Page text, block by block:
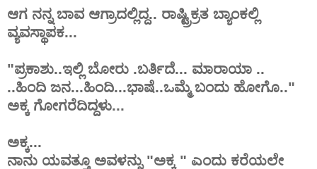
ಆಗ ನನ್ನ ಬಾವ ಆಗ್ರಾದಲ್ಲಿದ್ದ.. ರಾಷ್ಟ್ರಿಕ್ರತ ಬ್ಯಾಂಕಲ್ಲಿ
ವ್ಯವಸ್ಥಾಪಕ...
"ಪ್ರಕಾಶು..ಇಲ್ಲಿ ಬೋರು .ಬರ್ತಿದೆ... ಮಾರಾಯಾ ..
..ಹಿಂದಿ ಜನ...ಹಿಂದಿ...ಭಾಷೆ..ಒಮ್ಮೆ ಬಂದು ಹೋಗೊ.."
ಅಕ್ಕ ಗೋಗರೆದಿದ್ದಳು...
ಅಕ್ಕ...
ನಾನು ಯವತ್ತೂ ಅವಳನ್ನು "ಅಕ್ಕ " ಎಂದು ಕರೆಯಲೇ